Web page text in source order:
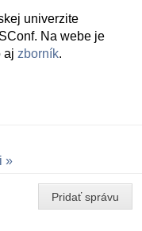
univerzite
Na webe je
aj zborník.
Pridať správu